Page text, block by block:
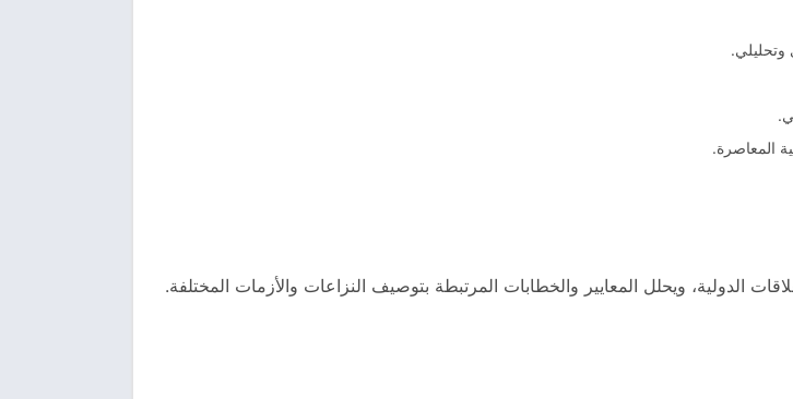
وتحليلي.
المعاصرة.
الدولية، ويحلل المعايير والخطابات المرتبطة بتوصيف النزاعات والأزمات المختلفة.